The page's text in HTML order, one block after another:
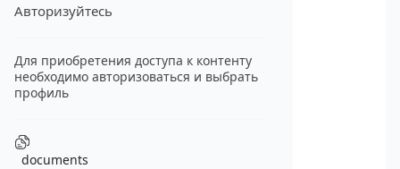
Авторизуйтесь
Для приобретения доступа к контенту
необходимо авторизоваться и выбрать
профиль
documents